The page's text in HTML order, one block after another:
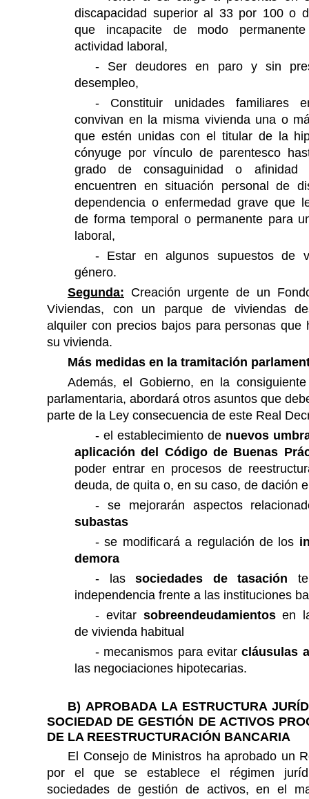
discapacidad superior al 33 por 100 o
que incapacite de modo
actividad laboral,
- Ser deudores en paro y sin
desempleo,
- Constituir unidades familiares
convivan en la misma vivienda una o
que estén unidas con el titular de la
cónyuge por vínculo de parentesco
grado de consaguinidad o
encuentren en situación personal de
dependencia o enfermedad grave que
de forma temporal o permanente para
laboral,
- Estar en algunos supuestos de
género.
Segunda: Creación urgente de un
Viviendas, con un parque de viviendas
alquiler con precios bajos para personas que
su vivienda.
Más medidas en la tramitación
Además, el Gobierno, en la consiguiente
parlamentaria, abordará otros asuntos que
parte de la Ley consecuencia de este Real
- el establecimiento de nuevos
aplicación del Código de Buenas
poder entrar en procesos de
deuda, de quita o, en su caso, de dación
- se mejorarán aspectos
subastas
- se modificará a regulación de los
demora
-
las sociedades de tasación
independencia frente a las instituciones
- evitar sobreendeudamientos en
de vivienda habitual
- mecanismos para evitarcláusulas
las negociaciones hipotecarias.
B) APROBADA LA ESTRUCTURA
SOCIEDAD DE GESTIÓN DE ACTIVOS
DE LA REESTRUCTURACIÓN BANCARIA
El Consejo de Ministros ha aprobado un
por el que se establece el régimen
sociedades de gestión de activos, en el